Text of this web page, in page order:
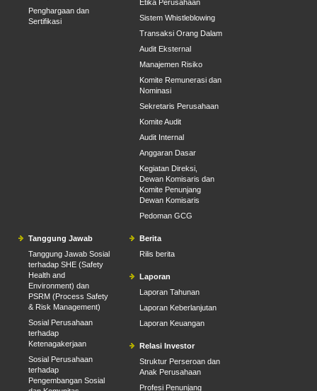
Penghargaan dan
Sertifikasi
Etika Perusahaan
Sistem Whistleblowing
Transaksi Orang Dalam
Audit Eksternal
Manajemen Risiko
Komite Remunerasi dan
Nominasi
Sekretaris Perusahaan
Komite Audit
Audit Internal
Anggaran Dasar
Kegiatan Direksi,
Dewan Komisaris dan
Komite Penunjang
Dewan Komisaris
Pedoman GCG
Tanggung Jawab
Tanggung Jawab Sosial
terhadap SHE (Safety
Health and
Environment) dan
PSRM (Process Safety
& Risk Management)
Sosial Perusahaan
terhadap
Ketenagakerjaan
Sosial Perusahaan
terhadap
Pengembangan Sosial
Berita
Rilis berita
Laporan
Laporan Tahunan
Laporan Keberlanjutan
Laporan Keuangan
Relasi Investor
Struktur Perseroan dan
Anak Perusahaan
Profesi Penunjang